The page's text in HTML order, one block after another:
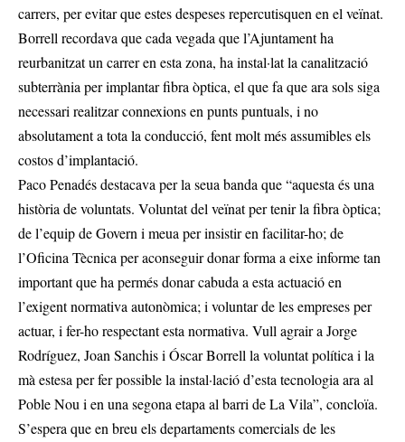
carrers, per evitar que estes despeses repercutisquen en el veïnat.
Borrell recordava que cada vegada que l’Ajuntament ha
reurbanitzat un carrer en esta zona, ha instal·lat la canalització
subterrània per implantar fibra òptica, el que fa que ara sols siga
necessari realitzar connexions en punts puntuals, i no
absolutament a tota la conducció, fent molt més assumibles els
costos d’implantació.
Paco Penadés destacava per la seua banda que “aquesta és una
història de voluntats. Voluntat del veïnat per tenir la fibra òptica;
de l’equip de Govern i meua per insistir en facilitar-ho; de
l’Oficina Tècnica per aconseguir donar forma a eixe informe tan
important que ha permés donar cabuda a esta actuació en
l’exigent normativa autonòmica; i voluntar de les empreses per
actuar, i fer-ho respectant esta normativa. Vull agrair a Jorge
Rodríguez, Joan Sanchis i Óscar Borrell la voluntat política i la
mà estesa per fer possible la instal·lació d’esta tecnologia ara al
Poble Nou i en una segona etapa al barri de La Vila”, concloïa.
S’espera que en breu els departaments comercials de les